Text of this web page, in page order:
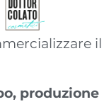
il
produzione